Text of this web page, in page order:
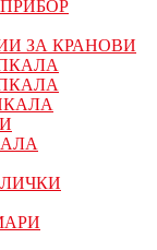
ЗА КРАНОВИ